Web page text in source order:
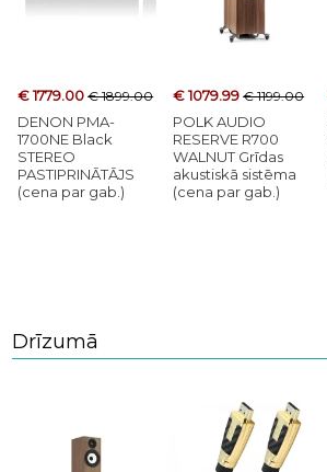
€ 1779.00€ 1899.00
DENON PMA-
1700NE Black
STEREO
PASTIPRINĀTĀJS
(cena par gab.)
€ 1079.99€ 1199.00
POLK AUDIO
RESERVE R700
WALNUT Grīdas
akustiskā sistēma
(cena par gab.)
Drīzumā